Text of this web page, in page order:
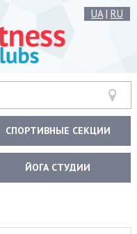
UA| RU
СПОРТИВНЫЕ СЕКЦИИ
ЙОГА СТУДИИ